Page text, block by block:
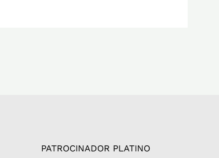
PATROCINADOR PLATINO